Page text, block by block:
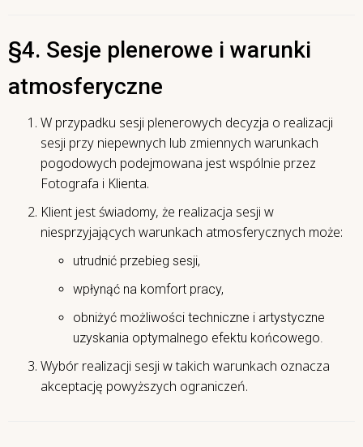
§4. Sesje plenerowe i warunki
atmosferyczne
W przypadku sesji plenerowych decyzja o realizacji
sesji przy niepewnych lub zmiennych warunkach
pogodowych podejmowana jest wspólnie przez
Fotografa i Klienta.
Klient jest świadomy, że realizacja sesji w
niesprzyjających warunkach atmosferycznych może:
utrudnić przebieg sesji,
wpłynąć na komfort pracy,
obniżyć możliwości techniczne i artystyczne
uzyskania optymalnego efektu końcowego.
Wybór realizacji sesji w takich warunkach oznacza
akceptację powyższych ograniczeń.